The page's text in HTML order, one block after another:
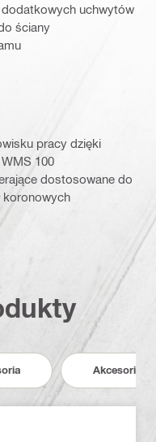
uchwytów
ściany
pracy dzięki
100
dostosowane do
koronowych
Akcesoria